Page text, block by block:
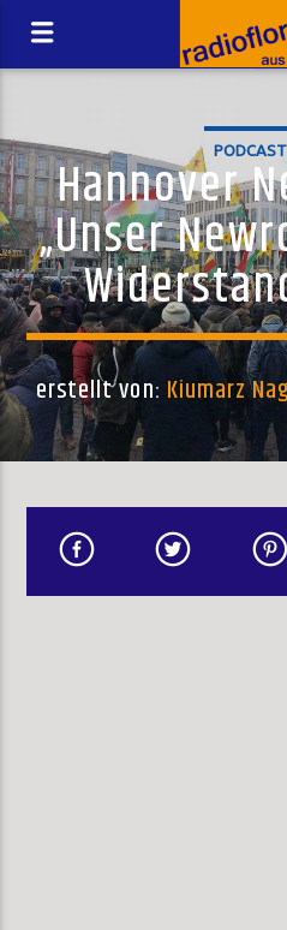
Hannover
„Unser
erstellt von: Kiumarz